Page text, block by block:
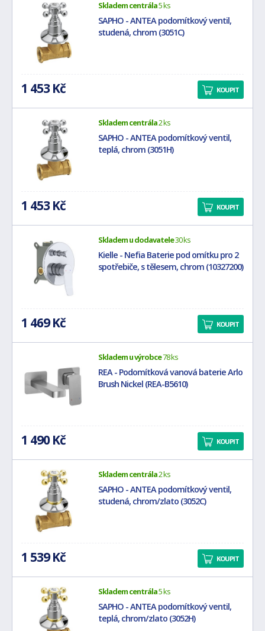
Skladem centrála5 ks
SAPHO - ANTEA podomítkový ventil,
studená, chrom (3051C)
1 453 Kč KOUPIT
Skladem centrála2 ks
SAPHO - ANTEA podomítkový ventil,
teplá, chrom (3051H)
1 453 Kč KOUPIT
Skladem u dodavatele30 ks
Kielle - Nefia Baterie pod omítku pro 2
spotřebiče, s tělesem, chrom (10327200)
1 469 Kč KOUPIT
Skladem u výrobce78 ks
REA - Podomítková vanová baterie Arlo
Brush Nickel (REA-B5610)
1 490 Kč KOUPIT
Skladem centrála2 ks
SAPHO - ANTEA podomítkový ventil,
studená, chrom/zlato (3052C)
1 539 Kč KOUPIT
Skladem centrála5 ks
SAPHO - ANTEA podomítkový ventil,
teplá, chrom/zlato (3052H)